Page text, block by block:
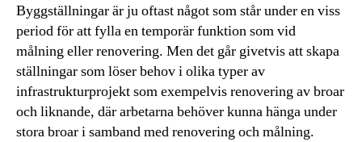
Byggställningar är ju oftast något som står under en viss
period för att fylla en temporär funktion som vid
målning eller renovering. Men det går givetvis att skapa
ställningar som löser behov i olika typer av
infrastrukturprojekt som exempelvis renovering av broar
och liknande, där arbetarna behöver kunna hänga under
stora broar i samband med renovering och målning.